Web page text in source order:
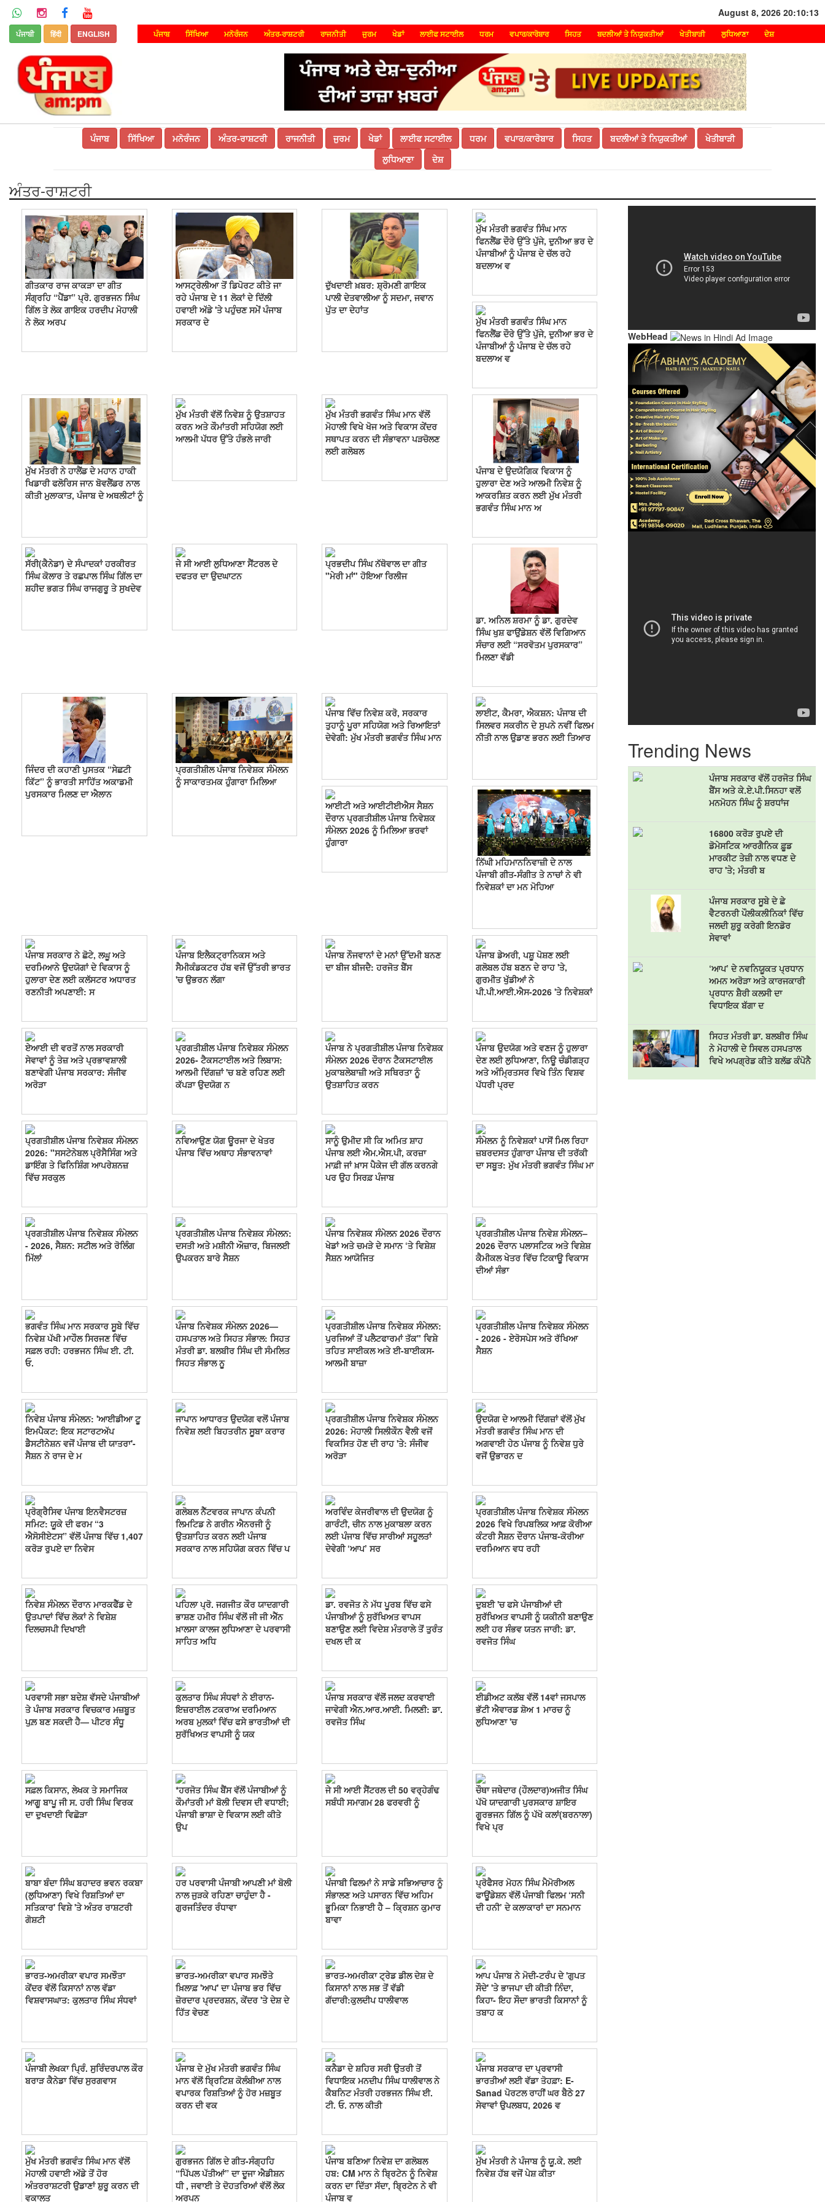
August 8, 2026 20:10:13
ਪੰਜਾਬੀ हिंदी ENGLISH ਪੰਜਾਬ ਸਿੱਖਿਆ ਮਨੋਰੰਜਨ ਅੰਤਰ-ਰਾਸ਼ਟਰੀ ਰਾਜਨੀਤੀ ਜੁਰਮ ਖੇਡਾਂ ਲਾਈਫ ਸਟਾਈਲ ਧਰਮ ਵਪਾਰ/ਕਾਰੋਬਾਰ ਸਿਹਤ ਬਦਲੀਆਂ ਤੇ ਨਿਯੁਕਤੀਆਂ ਖੇਤੀਬਾੜੀ ਲੁਧਿਆਣਾ ਦੇਸ਼
ਪੰਜਾਬ ਸਿੱਖਿਆ ਮਨੋਰੰਜਨ ਅੰਤਰ-ਰਾਸ਼ਟਰੀ ਰਾਜਨੀਤੀ ਜੁਰਮ ਖੇਡਾਂ ਲਾਈਫ ਸਟਾਈਲ ਧਰਮ ਵਪਾਰ/ਕਾਰੋਬਾਰ ਸਿਹਤ ਬਦਲੀਆਂ ਤੇ ਨਿਯੁਕਤੀਆਂ
ਖੇਤੀਬਾੜੀ
ਲੁਧਿਆਣਾ
ਦੇਸ਼
ਅੰਤਰ-ਰਾਸ਼ਟਰੀ
ਗੀਤਕਾਰ ਰਾਜ ਕਾਕੜਾ ਦਾ ਗੀਤ
ਸੰਗ੍ਰਹਿ “ਪੈਂਡਾ” ਪ੍ਰੋ. ਗੁਰਭਜਨ ਸਿੰਘ
ਗਿੱਲ ਤੇ ਲੋਕ ਗਾਇਕ ਹਰਦੀਪ ਮੋਹਾਲੀ
ਨੇ ਲੋਕ ਅਰਪ
ਆਸਟ੍ਰੇਲੀਆ ਤੋਂ ਡਿਪੋਰਟ ਕੀਤੇ ਜਾ
ਰਹੇ ਪੰਜਾਬ ਦੇ 11 ਲੋਕਾਂ ਦੇ ਦਿੱਲੀ
ਹਵਾਈ ਅੱਡੇ 'ਤੇ ਪਹੁੰਚਣ ਸਮੇਂ ਪੰਜਾਬ
ਸਰਕਾਰ ਦੇ
ਦੁੱਖਦਾਈ ਖ਼ਬਰ: ਸ਼੍ਰੋਮਣੀ ਗਾਇਕ
ਪਾਲੀ ਦੇਤਵਾਲੀਆ ਨੂੰ ਸਦਮਾ, ਜਵਾਨ
ਪੁੱਤ ਦਾ ਦੇਹਾਂਤ
ਮੁੱਖ ਮੰਤਰੀ ਭਗਵੰਤ ਸਿੰਘ ਮਾਨ
ਫਿਨਲੈਂਡ ਦੌਰੇ ਉੱਤੇ ਪੁੱਜੇ, ਦੁਨੀਆ ਭਰ ਦੇ
ਪੰਜਾਬੀਆਂ ਨੂੰ ਪੰਜਾਬ ਦੇ ਚੱਲ ਰਹੇ
ਬਦਲਾਅ ਵ
ਮੁੱਖ ਮੰਤਰੀ ਭਗਵੰਤ ਸਿੰਘ ਮਾਨ
ਫਿਨਲੈਂਡ ਦੌਰੇ ਉੱਤੇ ਪੁੱਜੇ, ਦੁਨੀਆ ਭਰ ਦੇ
ਪੰਜਾਬੀਆਂ ਨੂੰ ਪੰਜਾਬ ਦੇ ਚੱਲ ਰਹੇ
ਬਦਲਾਅ ਵ
ਮੁੱਖ ਮੰਤਰੀ ਨੇ ਹਾਲੈਂਡ ਦੇ ਮਹਾਨ ਹਾਕੀ
ਖਿਡਾਰੀ ਫਲੋਰਿਸ ਜਾਨ ਬੋਵਲੈਂਡਰ ਨਾਲ
ਕੀਤੀ ਮੁਲਾਕਾਤ, ਪੰਜਾਬ ਦੇ ਅਥਲੀਟਾਂ ਨੂੰ
ਮੁੱਖ ਮੰਤਰੀ ਵੱਲੋਂ ਨਿਵੇਸ਼ ਨੂੰ ਉਤਸ਼ਾਹਤ
ਕਰਨ ਅਤੇ ਕੌਮਾਂਤਰੀ ਸਹਿਯੋਗ ਲਈ
ਆਲਮੀ ਪੱਧਰ ਉੱਤੇ ਹੰਭਲੇ ਜਾਰੀ
ਮੁੱਖ ਮੰਤਰੀ ਭਗਵੰਤ ਸਿੰਘ ਮਾਨ ਵੱਲੋਂ
ਮੋਹਾਲੀ ਵਿਖੇ ਖੋਜ ਅਤੇ ਵਿਕਾਸ ਕੇਂਦਰ
ਸਥਾਪਤ ਕਰਨ ਦੀ ਸੰਭਾਵਨਾ ਪੜਚੋਲਣ
ਲਈ ਗਲੋਬਲ
ਪੰਜਾਬ ਦੇ ਉਦਯੋਗਿਕ ਵਿਕਾਸ ਨੂੰ
ਹੁਲਾਰਾ ਦੇਣ ਅਤੇ ਆਲਮੀ ਨਿਵੇਸ਼ ਨੂੰ
ਆਕਰਸ਼ਿਤ ਕਰਨ ਲਈ ਮੁੱਖ ਮੰਤਰੀ
ਭਗਵੰਤ ਸਿੰਘ ਮਾਨ ਅ
ਸੱਰੀ(ਕੈਨੇਡਾ) ਦੇ ਸੰਪਾਦਕਾਂ ਹਰਕੀਰਤ
ਸਿੰਘ ਕੋਲਾਰ ਤੇ ਰਛਪਾਲ ਸਿੰਘ ਗਿੱਲ ਦਾ
ਸ਼ਹੀਦ ਭਗਤ ਸਿੰਘ ਰਾਜਗੁਰੂ ਤੇ ਸੁਖਦੇਵ
ਜੇ ਸੀ ਆਈ ਲੁਧਿਆਣਾ ਸੈਂਟਰਲ ਦੇ
ਦਫਤਰ ਦਾ ਉਦਘਾਟਨ
ਪ੍ਰਭਦੀਪ ਸਿੰਘ ਨੱਥੋਵਾਲ ਦਾ ਗੀਤ
"ਮੇਰੀ ਮਾਂ" ਹੋਇਆ ਰਿਲੀਜ
ਡਾ. ਅਨਿਲ ਸ਼ਰਮਾ ਨੂੰ ਡਾ. ਗੁਰਦੇਵ
ਸਿੰਘ ਖੁਸ਼ ਫਾਉਂਡੇਸ਼ਨ ਵੱਲੋਂ ਵਿਗਿਆਨ
ਸੰਚਾਰ ਲਈ “ਸਰਵੋਤਮ ਪੁਰਸਕਾਰ”
ਮਿਲਣਾ ਵੱਡੀ
ਜਿੰਦਰ ਦੀ ਕਹਾਣੀ ਪੁਸਤਕ “ਸੇਛਟੀ
ਕਿੱਟ” ਨੂੰ ਭਾਰਤੀ ਸਾਹਿੱਤ ਅਕਾਡਮੀ
ਪੁਰਸਕਾਰ ਮਿਲਣ ਦਾ ਐਲਾਨ
ਪ੍ਰਗਤੀਸ਼ੀਲ ਪੰਜਾਬ ਨਿਵੇਸ਼ਕ ਸੰਮੇਲਨ
ਨੂੰ ਸਾਕਾਰਤਮਕ ਹੁੰਗਾਰਾ ਮਿਲਿਆ
ਪੰਜਾਬ ਵਿੱਚ ਨਿਵੇਸ਼ ਕਰੋ, ਸਰਕਾਰ
ਤੁਹਾਨੂੰ ਪੂਰਾ ਸਹਿਯੋਗ ਅਤੇ ਰਿਆਇਤਾਂ
ਦੇਵੇਗੀ: ਮੁੱਖ ਮੰਤਰੀ ਭਗਵੰਤ ਸਿੰਘ ਮਾਨ
ਲਾਈਟ, ਕੈਮਰਾ, ਐਕਸ਼ਨ: ਪੰਜਾਬ ਦੀ
ਸਿਲਵਰ ਸਕਰੀਨ ਦੇ ਸੁਪਨੇ ਨਵੀਂ ਫਿਲਮ
ਨੀਤੀ ਨਾਲ ਉਡਾਣ ਭਰਨ ਲਈ ਤਿਆਰ
ਆਈਟੀ ਅਤੇ ਆਈਟੀਈਐਸ ਸੈਸ਼ਨ
ਦੌਰਾਨ ਪ੍ਰਗਤੀਸ਼ੀਲ ਪੰਜਾਬ ਨਿਵੇਸ਼ਕ
ਸੰਮੇਲਨ 2026 ਨੂੰ ਮਿਲਿਆ ਭਰਵਾਂ
ਹੁੰਗਾਰਾ
ਨਿੱਘੀ ਮਹਿਮਾਨਨਿਵਾਜ਼ੀ ਦੇ ਨਾਲ
ਪੰਜਾਬੀ ਗੀਤ-ਸੰਗੀਤ ਤੇ ਨਾਚਾਂ ਨੇ ਵੀ
ਨਿਵੇਸ਼ਕਾਂ ਦਾ ਮਨ ਮੋਹਿਆ
ਪੰਜਾਬ ਸਰਕਾਰ ਨੇ ਛੋਟੇ, ਲਘੂ ਅਤੇ
ਦਰਮਿਆਨੇ ਉਦਯੋਗਾਂ ਦੇ ਵਿਕਾਸ ਨੂੰ
ਹੁਲਾਰਾ ਦੇਣ ਲਈ ਕਲੱਸਟਰ ਅਧਾਰਤ
ਰਣਨੀਤੀ ਅਪਣਾਈ: ਸ
ਪੰਜਾਬ ਇਲੈਕਟ੍ਰਾਨਿਕਸ ਅਤੇ
ਸੈਮੀਕੰਡਕਟਰ ਹੱਬ ਵਜੋਂ ਉੱਤਰੀ ਭਾਰਤ
'ਚ ਉਭਰਨ ਲੱਗਾ
ਪੰਜਾਬ ਨੌਜਵਾਨਾਂ ਦੇ ਮਨਾਂ ਉੱਦਮੀ ਬਨਣ
ਦਾ ਬੀਜ ਬੀਜਦੈ: ਹਰਜੋਤ ਬੈਂਸ
ਪੰਜਾਬ ਡੇਅਰੀ, ਪਸ਼ੂ ਪੋਸ਼ਣ ਲਈ
ਗਲੋਬਲ ਹੱਬ ਬਣਨ ਦੇ ਰਾਹ 'ਤੇ,
ਗੁਰਮੀਤ ਖੁੱਡੀਆਂ ਨੇ
ਪੀ.ਪੀ.ਆਈ.ਐਸ-2026 'ਤੇ ਨਿਵੇਸ਼ਕਾਂ
ਏਆਈ ਦੀ ਵਰਤੋਂ ਨਾਲ ਸਰਕਾਰੀ
ਸੇਵਾਵਾਂ ਨੂੰ ਤੇਜ਼ ਅਤੇ ਪ੍ਰਭਾਵਸ਼ਾਲੀ
ਬਣਾਵੇਗੀ ਪੰਜਾਬ ਸਰਕਾਰ: ਸੰਜੀਵ
ਅਰੋੜਾ
ਪ੍ਰਗਤੀਸ਼ੀਲ ਪੰਜਾਬ ਨਿਵੇਸ਼ਕ ਸੰਮੇਲਨ
2026- ਟੈਕਸਟਾਈਲ ਅਤੇ ਲਿਬਾਸ:
ਆਲਮੀ ਦਿੱਗਜ਼ਾਂ 'ਚ ਬਣੇ ਰਹਿਣ ਲਈ
ਕੱਪੜਾ ਉਦਯੋਗ ਨ
ਪੰਜਾਬ ਨੇ ਪ੍ਰਗਤੀਸ਼ੀਲ ਪੰਜਾਬ ਨਿਵੇਸ਼ਕ
ਸੰਮੇਲਨ 2026 ਦੌਰਾਨ ਟੈਕਸਟਾਈਲ
ਮੁਕਾਬਲੇਬਾਜ਼ੀ ਅਤੇ ਸਥਿਰਤਾ ਨੂੰ
ਉਤਸ਼ਾਹਿਤ ਕਰਨ
ਪੰਜਾਬ ਉਦਯੋਗ ਅਤੇ ਵਣਜ ਨੂੰ ਹੁਲਾਰਾ
ਦੇਣ ਲਈ ਲੁਧਿਆਣਾ, ਨਿਊ ਚੰਡੀਗੜ੍ਹ
ਅਤੇ ਅੰਮ੍ਰਿਤਸਰ ਵਿਖੇ ਤਿੰਨ ਵਿਸ਼ਵ
ਪੱਧਰੀ ਪ੍ਰਦ
ਪ੍ਰਗਤੀਸ਼ੀਲ ਪੰਜਾਬ ਨਿਵੇਸ਼ਕ ਸੰਮੇਲਨ
2026: "ਸਸਟੇਨੇਬਲ ਪ੍ਰੋਸੈਸਿੰਗ ਅਤੇ
ਡਾਇੰਗ ਤੇ ਫਿਨਿਸ਼ਿੰਗ ਆਪਰੇਸ਼ਨਜ਼
ਵਿੱਚ ਸਰਕੁਲ
ਨਵਿਆਉਣ ਯੋਗ ਊਰਜਾ ਦੇ ਖੇਤਰ
ਪੰਜਾਬ ਵਿੱਚ ਅਥਾਹ ਸੰਭਾਵਨਾਵਾਂ
ਸਾਨੂੰ ਉਮੀਦ ਸੀ ਕਿ ਅਮਿਤ ਸ਼ਾਹ
ਪੰਜਾਬ ਲਈ ਐਮ.ਐਸ.ਪੀ, ਕਰਜ਼ਾ
ਮਾਫ਼ੀ ਜਾਂ ਖ਼ਾਸ ਪੈਕੇਜ ਦੀ ਗੱਲ ਕਰਨਗੇ
ਪਰ ਉਹ ਸਿਰਫ਼ ਪੰਜਾਬ
ਸੰਮੇਲਨ ਨੂੰ ਨਿਵੇਸ਼ਕਾਂ ਪਾਸੋਂ ਮਿਲ ਰਿਹਾ
ਜ਼ਬਰਦਸਤ ਹੁੰਗਾਰਾ ਪੰਜਾਬ ਦੀ ਤਰੱਕੀ
ਦਾ ਸਬੂਤ: ਮੁੱਖ ਮੰਤਰੀ ਭਗਵੰਤ ਸਿੰਘ ਮਾ
ਪ੍ਰਗਤੀਸ਼ੀਲ ਪੰਜਾਬ ਨਿਵੇਸ਼ਕ ਸੰਮੇਲਨ
- 2026, ਸੈਸ਼ਨ: ਸਟੀਲ ਅਤੇ ਰੋਲਿੰਗ
ਮਿੱਲਾਂ
ਪ੍ਰਗਤੀਸ਼ੀਲ ਪੰਜਾਬ ਨਿਵੇਸ਼ਕ ਸੰਮੇਲਨ:
ਦਸਤੀ ਅਤੇ ਮਸ਼ੀਨੀ ਔਜ਼ਾਰ, ਬਿਜਲਈ
ਉਪਕਰਨ ਬਾਰੇ ਸੈਸ਼ਨ
ਪੰਜਾਬ ਨਿਵੇਸ਼ਕ ਸੰਮੇਲਨ 2026 ਦੌਰਾਨ
ਖੇਡਾਂ ਅਤੇ ਚਮੜੇ ਦੇ ਸਮਾਨ ‘ਤੇ ਵਿਸ਼ੇਸ਼
ਸੈਸ਼ਨ ਆਯੋਜਿਤ
ਪ੍ਰਗਤੀਸ਼ੀਲ ਪੰਜਾਬ ਨਿਵੇਸ਼ ਸੰਮੇਲਨ–
2026 ਦੌਰਾਨ ਪਲਾਸਟਿਕ ਅਤੇ ਵਿਸ਼ੇਸ਼
ਕੈਮੀਕਲ ਖੇਤਰ ਵਿੱਚ ਟਿਕਾਊ ਵਿਕਾਸ
ਦੀਆਂ ਸੰਭਾ
ਭਗਵੰਤ ਸਿੰਘ ਮਾਨ ਸਰਕਾਰ ਸੂਬੇ ਵਿੱਚ
ਨਿਵੇਸ਼ ਪੱਖੀ ਮਾਹੌਲ ਸਿਰਜਣ ਵਿੱਚ
ਸਫ਼ਲ ਰਹੀ: ਹਰਭਜਨ ਸਿੰਘ ਈ. ਟੀ.
ਓ.
ਪੰਜਾਬ ਨਿਵੇਸ਼ਕ ਸੰਮੇਲਨ 2026—
ਹਸਪਤਾਲ ਅਤੇ ਸਿਹਤ ਸੰਭਾਲ: ਸਿਹਤ
ਮੰਤਰੀ ਡਾ. ਬਲਬੀਰ ਸਿੰਘ ਦੀ ਸੰਮਲਿਤ
ਸਿਹਤ ਸੰਭਾਲ ਨੂ
ਪ੍ਰਗਤੀਸ਼ੀਲ ਪੰਜਾਬ ਨਿਵੇਸ਼ਕ ਸੰਮੇਲਨ:
ਪੁਰਜਿਆਂ ਤੋਂ ਪਲੈਟਫਾਰਮਾਂ ਤੱਕ" ਵਿਸ਼ੇ
ਤਹਿਤ ਸਾਈਕਲ ਅਤੇ ਈ-ਬਾਈਕਸ-
ਆਲਮੀ ਬਾਜ਼ਾ
ਪ੍ਰਗਤੀਸ਼ੀਲ ਪੰਜਾਬ ਨਿਵੇਸ਼ਕ ਸੰਮੇਲਨ
- 2026 - ਏਰੋਸਪੇਸ ਅਤੇ ਰੱਖਿਆ
ਸੈਸ਼ਨ
ਨਿਵੇਸ਼ ਪੰਜਾਬ ਸੰਮੇਲਨ: 'ਆਈਡੀਆ ਟੂ
ਇਮਪੈਕਟ: ਇਕ ਸਟਾਰਟਅੱਪ
ਡੈਸਟੀਨੇਸ਼ਨ ਵਜੋਂ ਪੰਜਾਬ ਦੀ ਯਾਤਰਾ'-
ਸੈਸ਼ਨ ਨੇ ਰਾਜ ਦੇ ਮ
ਜਾਪਾਨ ਆਧਾਰਤ ਉਦਯੋਗ ਵਲੋਂ ਪੰਜਾਬ
ਨਿਵੇਸ਼ ਲਈ ਬਿਹਤਰੀਨ ਸੂਬਾ ਕਰਾਰ
ਪ੍ਰਗਤੀਸ਼ੀਲ ਪੰਜਾਬ ਨਿਵੇਸ਼ਕ ਸੰਮੇਲਨ
2026: ਮੋਹਾਲੀ ਸਿਲੀਕੌਨ ਵੈਲੀ ਵਜੋਂ
ਵਿਕਸਿਤ ਹੋਣ ਦੀ ਰਾਹ 'ਤੇ: ਸੰਜੀਵ
ਅਰੋੜਾ
ਉਦਯੋਗ ਦੇ ਆਲਮੀ ਦਿੱਗਜ਼ਾਂ ਵੱਲੋਂ ਮੁੱਖ
ਮੰਤਰੀ ਭਗਵੰਤ ਸਿੰਘ ਮਾਨ ਦੀ
ਅਗਵਾਈ ਹੇਠ ਪੰਜਾਬ ਨੂੰ ਨਿਵੇਸ਼ ਧੁਰੇ
ਵਜੋਂ ਉਭਾਰਨ ਦ
ਪ੍ਰੋਗ੍ਰੈਸਿਵ ਪੰਜਾਬ ਇਨਵੈਸਟਰਜ਼
ਸਮਿਟ: ਯੂਕੇ ਦੀ ਫਰਮ “3
ਐਸੋਸੀਏਟਸ” ਵੱਲੋਂ ਪੰਜਾਬ ਵਿੱਚ 1,407
ਕਰੋੜ ਰੁਪਏ ਦਾ ਨਿਵੇਸ
ਗਲੋਬਲ ਨੈੱਟਵਰਕ ਜਾਪਾਨ ਕੰਪਨੀ
ਲਿਮਟਿਡ ਨੇ ਗਰੀਨ ਐਨਰਜੀ ਨੂੰ
ਉਤਸ਼ਾਹਿਤ ਕਰਨ ਲਈ ਪੰਜਾਬ
ਸਰਕਾਰ ਨਾਲ ਸਹਿਯੋਗ ਕਰਨ ਵਿੱਚ ਪ
ਅਰਵਿੰਦ ਕੇਜਰੀਵਾਲ ਦੀ ਉਦਯੋਗ ਨੂੰ
ਗਾਰੰਟੀ, ਚੀਨ ਨਾਲ ਮੁਕਾਬਲਾ ਕਰਨ
ਲਈ ਪੰਜਾਬ ਵਿੱਚ ਸਾਰੀਆਂ ਸਹੂਲਤਾਂ
ਦੇਵੇਗੀ ‘ਆਪ’ ਸਰ
ਪ੍ਰਗਤੀਸ਼ੀਲ ਪੰਜਾਬ ਨਿਵੇਸ਼ਕ ਸੰਮੇਲਨ
2026 ਵਿਖੇ ਰਿਪਬਲਿਕ ਆਫ਼ ਕੋਰੀਆ
ਕੰਟਰੀ ਸੈਸ਼ਨ ਦੌਰਾਨ ਪੰਜਾਬ-ਕੋਰੀਆ
ਦਰਮਿਆਨ ਵਧ ਰਹੀ
ਨਿਵੇਸ਼ ਸੰਮੇਲਨ ਦੌਰਾਨ ਮਾਰਕਫੈੱਡ ਦੇ
ਉਤਪਾਦਾਂ ਵਿੱਚ ਲੋਕਾਂ ਨੇ ਵਿਸ਼ੇਸ਼
ਦਿਲਚਸਪੀ ਦਿਖਾਈ
ਪਹਿਲਾ ਪ੍ਰੋ. ਜਗਜੀਤ ਕੌਰ ਯਾਦਗਾਰੀ
ਭਾਸ਼ਣ ਹਮੀਰ ਸਿੰਘ ਵੱਲੋਂ ਜੀ ਜੀ ਐੱਨ
ਖ਼ਾਲਸਾ ਕਾਲਜ ਲੁਧਿਆਣਾ ਦੇ ਪਰਵਾਸੀ
ਸਾਹਿਤ ਅਧਿ
ਡਾ. ਰਵਜੋਤ ਨੇ ਮੱਧ ਪੂਰਬ ਵਿੱਚ ਫਸੇ
ਪੰਜਾਬੀਆਂ ਨੂੰ ਸੁਰੱਖਿਅਤ ਵਾਪਸ
ਬਣਾਉਣ ਲਈ ਵਿਦੇਸ਼ ਮੰਤਰਾਲੇ ਤੋਂ ਤੁਰੰਤ
ਦਖਲ ਦੀ ਕ
ਦੁਬਈ 'ਚ ਫਸੇ ਪੰਜਾਬੀਆਂ ਦੀ
ਸੁਰੱਖਿਅਤ ਵਾਪਸੀ ਨੂੰ ਯਕੀਨੀ ਬਣਾਉਣ
ਲਈ ਹਰ ਸੰਭਵ ਯਤਨ ਜਾਰੀ: ਡਾ.
ਰਵਜੋਤ ਸਿੰਘ
ਪਰਵਾਸੀ ਸਭਾ ਬਦੇਸ਼ ਵੱਸਦੇ ਪੰਜਾਬੀਆਂ
ਤੇ ਪੰਜਾਬ ਸਰਕਾਰ ਵਿਚਕਾਰ ਮਜ਼ਬੂਤ
ਪੁਲ਼ ਬਣ ਸਕਦੀ ਹੈ— ਪੀਟਰ ਸੰਧੂ
ਕੁਲਤਾਰ ਸਿੰਘ ਸੰਧਵਾਂ ਨੇ ਈਰਾਨ-
ਇਜ਼ਰਾਈਲ ਟਕਰਾਅ ਦਰਮਿਆਨ
ਅਰਬ ਮੁਲਕਾਂ ਵਿੱਚ ਫਸੇ ਭਾਰਤੀਆਂ ਦੀ
ਸੁਰੱਖਿਅਤ ਵਾਪਸੀ ਨੂੰ ਯਕ
ਪੰਜਾਬ ਸਰਕਾਰ ਵੱਲੋਂ ਜਲਦ ਕਰਵਾਈ
ਜਾਵੇਗੀ ਐਨ.ਆਰ.ਆਈ. ਮਿਲਣੀ: ਡਾ.
ਰਵਜੋਤ ਸਿੰਘ
ਈਡੀਅਟ ਕਲੱਬ ਵੱਲੋਂ 14ਵਾਂ ਜਸਪਾਲ
ਭੱਟੀ ਐਵਾਰਡ ਸ਼ੋਅ 1 ਮਾਰਚ ਨੂੰ
ਲੁਧਿਆਣਾ 'ਚ
ਸਫ਼ਲ ਕਿਸਾਨ, ਲੇਖਕ ਤੇ ਸਮਾਜਿਕ
ਆਗੂ ਬਾਪੂ ਜੀ ਸ. ਹਰੀ ਸਿੰਘ ਵਿਰਕ
ਦਾ ਦੁਖਦਾਈ ਵਿਛੋੜਾ
*ਹਰਜੋਤ ਸਿੰਘ ਬੈਂਸ ਵੱਲੋਂ ਪੰਜਾਬੀਆਂ ਨੂੰ
ਕੌਮਾਂਤਰੀ ਮਾਂ ਬੋਲੀ ਦਿਵਸ ਦੀ ਵਧਾਈ;
ਪੰਜਾਬੀ ਭਾਸ਼ਾ ਦੇ ਵਿਕਾਸ ਲਈ ਕੀਤੇ
ਉਪ
ਜੇ ਸੀ ਆਈ ਸੈਂਟਰਲ ਦੀ 50 ਵਰ੍ਹੇਗੰਢ
ਸਬੰਧੀ ਸਮਾਗਮ 28 ਫਰਵਰੀ ਨੂੰ
ਚੌਥਾ ਜਥੇਦਾਰ (ਹੌਲਦਾਰ)ਅਜੀਤ ਸਿੰਘ
ਪੱਖੋ ਯਾਦਗਾਰੀ ਪੁਰਸਕਾਰ ਸ਼ਾਇਰ
ਗੂਰਭਜਨ ਗਿੱਲ ਨੂੰ ਪੱਖੋ ਕਲਾਂ(ਬਰਨਾਲਾ)
ਵਿਖੇ ਪ੍ਰ
ਬਾਬਾ ਬੰਦਾ ਸਿੰਘ ਬਹਾਦਰ ਭਵਨ ਰਕਬਾ
(ਲੁਧਿਆਣਾ) ਵਿਖੇ ਰਿਸ਼ਤਿਆਂ ਦਾ
ਸਤਿਕਾਰ' ਵਿਸ਼ੇ 'ਤੇ ਅੰਤਰ ਰਾਸ਼ਟਰੀ
ਗੋਸ਼ਟੀ
ਹਰ ਪਰਵਾਸੀ ਪੰਜਾਬੀ ਆਪਣੀ ਮਾਂ ਬੋਲੀ
ਨਾਲ ਜੁੜਕੇ ਰਹਿਣਾ ਚਾਹੁੰਦਾ ਹੈ -
ਗੁਰਜਤਿੰਦਰ ਰੰਧਾਵਾ
ਪੰਜਾਬੀ ਫਿਲਮਾਂ ਨੇ ਸਾਡੇ ਸਭਿਆਚਾਰ ਨੂੰ
ਸੰਭਾਲਣ ਅਤੇ ਪਸਾਰਨ ਵਿੱਚ ਅਹਿਮ
ਭੂਮਿਕਾ ਨਿਭਾਈ ਹੈ – ਕ੍ਰਿਸ਼ਨ ਕੁਮਾਰ
ਬਾਵਾ
ਪ੍ਰੋਫੈਸਰ ਮੋਹਨ ਸਿੰਘ ਮੈਮੋਰੀਅਲ
ਫਾਊਂਡੇਸ਼ਨ ਵੱਲੋਂ ਪੰਜਾਬੀ ਫਿਲਮ ‘ਸਨੀ
ਦੀ ਹਨੀ’ ਦੇ ਕਲਾਕਾਰਾਂ ਦਾ ਸਨਮਾਨ
ਭਾਰਤ-ਅਮਰੀਕਾ ਵਪਾਰ ਸਮਝੌਤਾ
ਕੇਂਦਰ ਵੱਲੋਂ ਕਿਸਾਨਾਂ ਨਾਲ ਵੱਡਾ
ਵਿਸ਼ਵਾਸਘਾਤ: ਕੁਲਤਾਰ ਸਿੰਘ ਸੰਧਵਾਂ
ਭਾਰਤ-ਅਮਰੀਕਾ ਵਪਾਰ ਸਮਝੌਤੇ
ਖ਼ਿਲਾਫ਼ 'ਆਪ' ਦਾ ਪੰਜਾਬ ਭਰ ਵਿੱਚ
ਜ਼ੋਰਦਾਰ ਪ੍ਰਦਰਸ਼ਨ, ਕੇਂਦਰ 'ਤੇ ਦੇਸ਼ ਦੇ
ਹਿੱਤ ਵੇਚਣ
ਭਾਰਤ-ਅਮਰੀਕਾ ਟ੍ਰੇਡ ਡੀਲ ਦੇਸ਼ ਦੇ
ਕਿਸਾਨਾਂ ਨਾਲ ਸਭ ਤੋਂ ਵੱਡੀ
ਗੱਦਾਰੀ:ਕੁਲਦੀਪ ਧਾਲੀਵਾਲ
ਆਪ ਪੰਜਾਬ ਨੇ ਮੋਦੀ-ਟਰੰਪ ਦੇ 'ਗੁਪਤ
ਸੌਦੇ' 'ਤੇ ਭਾਜਪਾ ਦੀ ਕੀਤੀ ਨਿੰਦਾ,
ਕਿਹਾ- ਇਹ ਸੌਦਾ ਭਾਰਤੀ ਕਿਸਾਨਾਂ ਨੂੰ
ਤਬਾਹ ਕ
ਪੰਜਾਬੀ ਲੇਖਕਾ ਪ੍ਰਿੰ. ਸੁਰਿੰਦਰਪਾਲ ਕੌਰ
ਬਰਾੜ ਕੈਨੇਡਾ ਵਿੱਚ ਸੁਰਗਵਾਸ
ਪੰਜਾਬ ਦੇ ਮੁੱਖ ਮੰਤਰੀ ਭਗਵੰਤ ਸਿੰਘ
ਮਾਨ ਵੱਲੋਂ ਬ੍ਰਿਟਿਸ਼ ਕੋਲੰਬੀਆ ਨਾਲ
ਵਪਾਰਕ ਰਿਸ਼ਤਿਆਂ ਨੂੰ ਹੋਰ ਮਜ਼ਬੂਤ
ਕਰਨ ਦੀ ਵਕ
ਕਨੈਡਾ ਦੇ ਸ਼ਹਿਰ ਸਰੀ ਉਤਰੀ ਤੋਂ
ਵਿਧਾਇਕ ਮਨਦੀਪ ਸਿੰਘ ਧਾਲੀਵਾਲ ਨੇ
ਕੈਬਨਿਟ ਮੰਤਰੀ ਹਰਭਜਨ ਸਿੰਘ ਈ.
ਟੀ. ਓ. ਨਾਲ ਕੀਤੀ
ਪੰਜਾਬ ਸਰਕਾਰ ਦਾ ਪ੍ਰਵਾਸੀ
ਭਾਰਤੀਆਂ ਲਈ ਵੱਡਾ ਤੋਹਫ਼ਾ: E-
Sanad ਪੋਰਟਲ ਰਾਹੀਂ ਘਰ ਬੈਠੇ 27
ਸੇਵਾਵਾਂ ਉਪਲਬਧ, 2026 ਵ
ਮੁੱਖ ਮੰਤਰੀ ਭਗਵੰਤ ਸਿੰਘ ਮਾਨ ਵੱਲੋਂ
ਮੋਹਾਲੀ ਹਵਾਈ ਅੱਡੇ ਤੋਂ ਹੋਰ
ਅੰਤਰਰਾਸ਼ਟਰੀ ਉਡਾਣਾਂ ਸ਼ੁਰੂ ਕਰਨ ਦੀ
ਵਕਾਲਤ
ਗੁਰਭਜਨ ਗਿੱਲ ਦੇ ਗੀਤ-ਸੰਗ੍ਹਹਿ
“ਪਿੱਪਲ ਪੱਤੀਆਂ” ਦਾ ਦੂਜਾ ਐਡੀਸ਼ਨ
ਧੀ , ਜਵਾਈ ਤੇ ਦੋਹਤਰਿਆਂ ਵੱਲੋਂ ਲੋਕ
ਅਰਪਨ
ਪੰਜਾਬ ਬਣਿਆ ਨਿਵੇਸ਼ ਦਾ ਗਲੋਬਲ
ਹਬ: CM ਮਾਨ ਨੇ ਬ੍ਰਿਟੇਨ ਨੂੰ ਨਿਵੇਸ਼
ਕਰਨ ਦਾ ਦਿੱਤਾ ਸੱਦਾ, ਬ੍ਰਿਟੇਨ ਨੇ ਵੀ
ਪੰਜਾਬ ਵ
ਮੁੱਖ ਮੰਤਰੀ ਨੇ ਪੰਜਾਬ ਨੂੰ ਯੂ.ਕੇ. ਲਈ
ਨਿਵੇਸ਼ ਹੱਬ ਵਜੋਂ ਪੇਸ਼ ਕੀਤਾ
WebHead
Trending News
ਪੰਜਾਬ ਸਰਕਾਰ ਵੱਲੋਂ ਹਰਜੋਤ ਸਿੰਘ
ਬੈਂਸ ਅਤੇ ਕੇ.ਏ.ਪੀ.ਸਿਨਹਾ ਵਲੋਂ
ਮਨਮੋਹਨ ਸਿੰਘ ਨੂੰ ਸ਼ਰਧਾਂਜ
16800 ਕਰੋੜ ਰੁਪਏ ਦੀ
ਡੋਮੇਸਟਿਕ ਆਰਗੈਨਿਕ ਫ਼ੂਡ
ਮਾਰਕੀਟ ਤੇਜ਼ੀ ਨਾਲ ਵਧਣ ਦੇ
ਰਾਹ 'ਤੇ; ਮੰਤਰੀ ਬ
ਪੰਜਾਬ ਸਰਕਾਰ ਸੂਬੇ ਦੇ ਛੇ
ਵੈਟਰਨਰੀ ਪੌਲੀਕਲੀਨਿਕਾਂ ਵਿੱਚ
ਜਲਦੀ ਸ਼ੁਰੂ ਕਰੇਗੀ ਇਨਡੋਰ
ਸੇਵਾਵਾਂ
‘ਆਪ’ ਦੇ ਨਵਨਿਯੂਕਤ ਪ੍ਰਧਾਨ
ਅਮਨ ਅਰੋੜਾ ਅਤੇ ਕਾਰਜਕਾਰੀ
ਪ੍ਰਧਾਨ ਸ਼ੈਰੀ ਕਲਸੀ ਦਾ
ਵਿਧਾਇਕ ਬੱਗਾ ਦ
ਸਿਹਤ ਮੰਤਰੀ ਡਾ. ਬਲਬੀਰ ਸਿੰਘ
ਨੇ ਮੋਹਾਲੀ ਦੇ ਸਿਵਲ ਹਸਪਤਾਲ
ਵਿਖੇ ਅਪਗ੍ਰੇਡ ਕੀਤੇ ਬਲੱਡ ਕੰਪੋਨੈ